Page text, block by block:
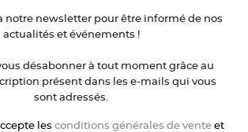
notre newsletter pour être informé de nos
actualités et événements !
désabonner à tout moment grâce au
présent dans les e-mails qui vous
sont adressés.
les conditions générales de vente et